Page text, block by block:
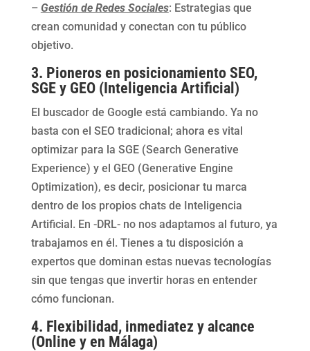
– Gestión de Redes Sociales: Estrategias que
crean comunidad y conectan con tu público
objetivo.
3. Pioneros en posicionamiento SEO,
SGE y GEO (Inteligencia Artificial)
El buscador de Google está cambiando. Ya no
basta con el SEO tradicional; ahora es vital
optimizar para la SGE (Search Generative
Experience) y el GEO (Generative Engine
Optimization), es decir, posicionar tu marca
dentro de los propios chats de Inteligencia
Artificial. En -DRL- no nos adaptamos al futuro, ya
trabajamos en él. Tienes a tu disposición a
expertos que dominan estas nuevas tecnologías
sin que tengas que invertir horas en entender
cómo funcionan.
4. Flexibilidad, inmediatez y alcance
(Online y en Málaga)